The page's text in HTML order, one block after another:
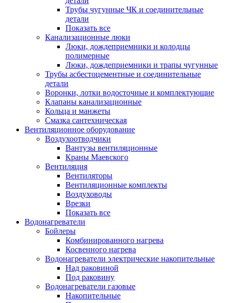
Трубы чугунные ЧК и соединительные
детали
Показать все
Канализационные люки
Люки, дождеприемники и колодцы
полимерные
Люки, дождеприемники и трапы чугунные
Трубы асбестоцементные и соединительные
детали
Воронки, лотки водосточные и комплектующие
Клапаны канализационные
Кольца и манжеты
Смазка сантехническая
Вентиляционное оборудование
Воздухоотводчики
Вантузы вентиляционные
Краны Маевского
Вентиляция
Вентиляторы
Вентиляционные комплекты
Воздуховоды
Врезки
Показать все
Водонагреватели
Бойлеры
Комбинированного нагрева
Косвенного нагрева
Водонагреватели электрические накопительные
Над раковиной
Под раковину
Водонагреватели газовые
Накопительные